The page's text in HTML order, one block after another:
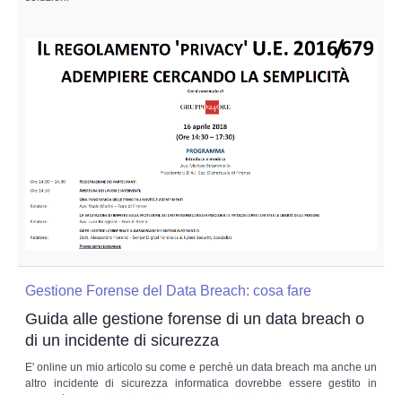
Gestione Forense del Data Breach: cosa fare
Guida alle gestione forense di un data breach o
di un incidente di sicurezza
E' online un mio articolo su come e perchè un data breach ma anche un
altro incidente di sicurezza informatica dovrebbe essere gestito in